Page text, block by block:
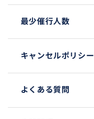
最少催行人数
キャンセルポリシー
よくある質問